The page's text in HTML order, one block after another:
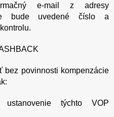
e-mail z adresy
bude uvedené číslo a
bez povinnosti kompenzácie
týchto VOP